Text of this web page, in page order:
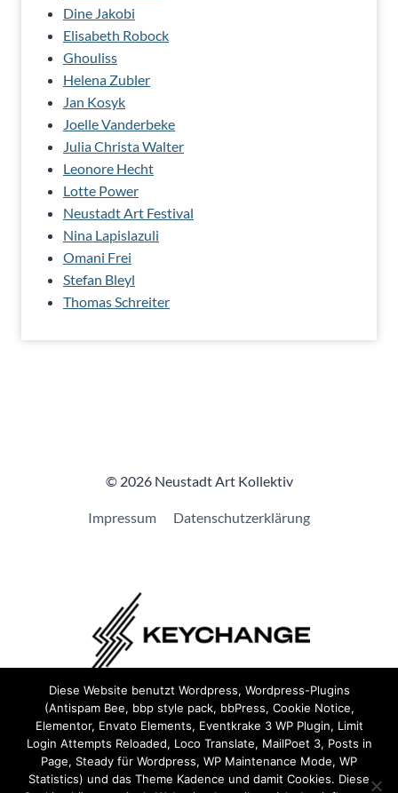
Dine Jakobi
Elisabeth Robock
Ghouliss
Helena Zubler
Jan Kosyk
Joelle Vanderbeke
Julia Christa Walter
Leonore Hecht
Lotte Power
Neustadt Art Festival
Nina Lapislazuli
Omani Frei
Stefan Bleyl
Thomas Schreiter
© 2026 Neustadt Art Kollektiv
Impressum Datenschutzerklärung
Wir sind Teil vonKeychange und haben einePledge
unterzeichnet.
Diese Website benutzt Wordpress, Wordpress-Plugins
(Antispam Bee, bbp style pack, bbPress, Cookie Notice,
Elementor, Envato Elements, Eventkrake 3 WP Plugin, Limit
Login Attempts Reloaded, Loco Translate, MailPoet 3, Posts in
Page, Steady für Wordpress, WP Maintenance Mode, WP
Statistics) und das Theme Kadence und damit Cookies. Diese